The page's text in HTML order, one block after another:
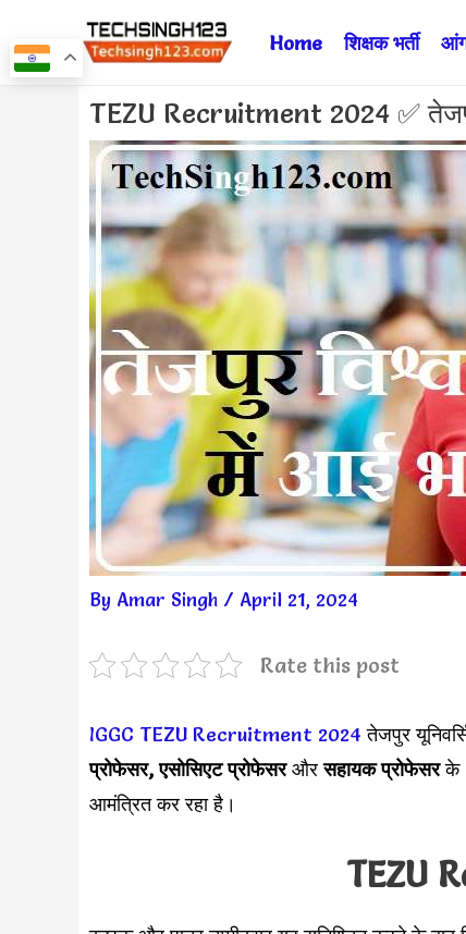
to
Home शिक्षक भर्ती
TEZU Recruitment 2024 ✅ तेजपुर
By Amar Singh / April 21, 2024
Rate this post
IGGC TEZU Recruitment 2024 तेजपुर
प्रोफेसर, एसोसिएट प्रोफेसरऔरसहायक प्रोफेसरके
आमंत्रित कर रहा है।
TEZU
Post
navigation